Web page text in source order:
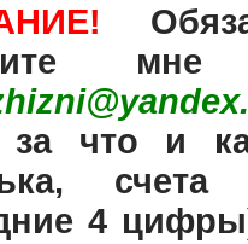
за что и
4